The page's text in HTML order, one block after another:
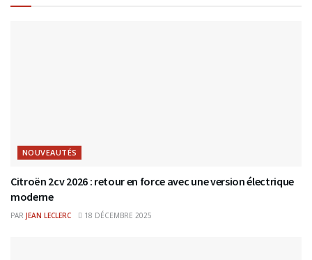
NOUVEAUTÉS
Citroën 2cv 2026 : retour en force avec une version électrique
moderne
PAR JEAN LECLERC 18 DÉCEMBRE 2025